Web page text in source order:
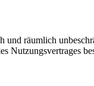
räumlich
Nutzungsvertrages